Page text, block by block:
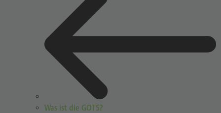
Was ist die GOTS?